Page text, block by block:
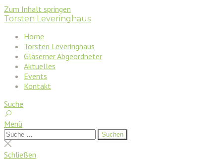
Zum Inhalt springen
Torsten Leveringhaus
Home
Torsten Leveringhaus
Gläserner Abgeordneter
Aktuelles
Events
Kontakt
Suche
Menü
Suchen
nach:
Suchen
Suche
schließen
Schließen